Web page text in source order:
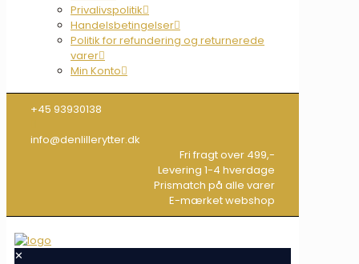
Privalivspolitik
Handelsbetingelser
Politik for refundering og returnerede
varer
Min Konto
+45 93930138
info@denlillerytter.dk
Fri fragt over 499,-
Levering 1-4 hverdage
Prismatch på alle varer
E-mærket webshop
✕